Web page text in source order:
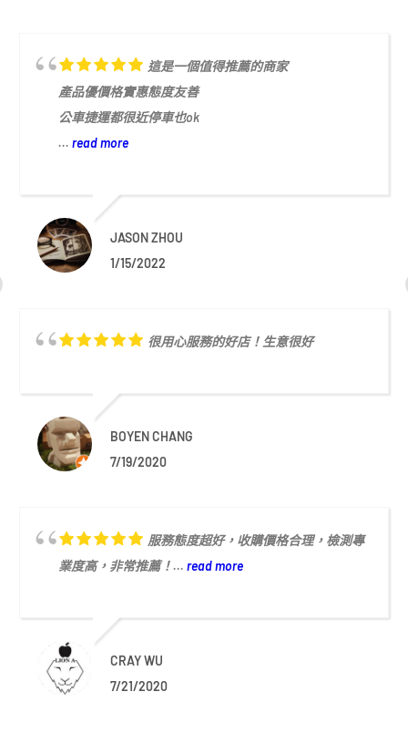
這是一個值得推薦的商家
產品優價格實惠態度友善
公車捷運都很近停車也ok
... read more
JASON ZHOU
1/15/2022
很用心服務的好店！生意很好
BOYEN CHANG
7/19/2020
服務態度超好，收購價格合理，檢測專
業度高，非常推薦！... read more
CRAY WU
7/21/2020